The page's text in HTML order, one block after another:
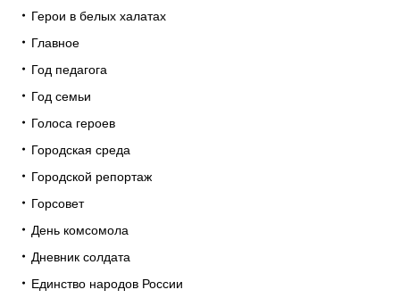
Герои в белых халатах
Главное
Год педагога
Год семьи
Голоса героев
Городская среда
Городской репортаж
Горсовет
День комсомола
Дневник солдата
Единство народов России